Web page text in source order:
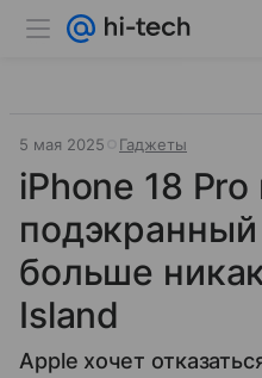
5 мая 2025 Гаджеты
iPhone 18 Pro
больше
Island
Apple хочет